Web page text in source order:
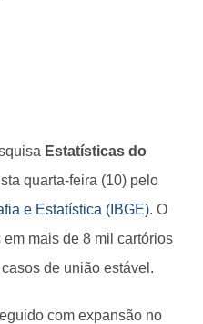
Estatísticas do
quarta-feira (10) pelo
e Estatística (IBGE). O
mais de 8 mil cartórios
de união estável.
com expansão no